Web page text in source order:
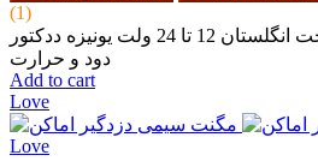
(1)
آشکار ساز دود حرارتی ساخت انگلستان 12 تا 24 ولت یونیزه ددکتور
دود و حرارت
Add to cart
Love
Love